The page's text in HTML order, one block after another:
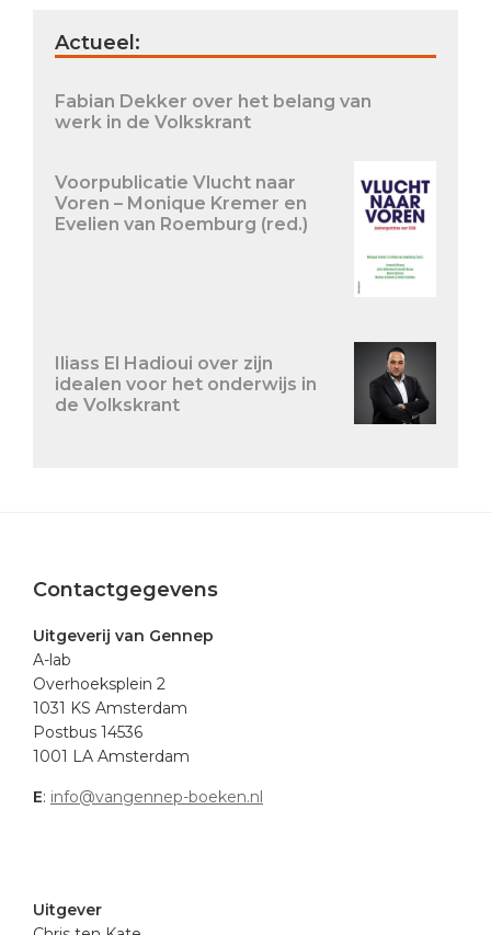
Actueel:
Fabian Dekker over het belang van
werk in de Volkskrant
Voorpublicatie Vlucht naar
Voren – Monique Kremer en
Evelien van Roemburg (red.)
Iliass El Hadioui over zijn
idealen voor het onderwijs in
de Volkskrant
Footer
Contactgegevens
Uitgeverij van Gennep
A-lab
Overhoeksplein 2
1031 KS Amsterdam
Postbus 14536
1001 LA Amsterdam
E: info@vangennep-boeken.nl
Uitgever